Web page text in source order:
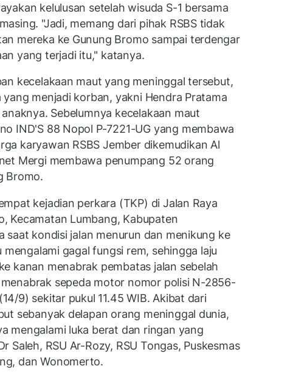
kelulusan setelah wisuda S-1 bersama
"Jadi, memang dari pihak RSBS tidak
mereka ke Gunung Bromo sampai terdengar
yang terjadi itu," katanya.
kecelakaan maut yang meninggal tersebut,
yang menjadi korban, yakni Hendra Pratama
Sebelumnya kecelakaan maut
IND'S 88 Nopol P-7221-UG yang membawa
karyawan RSBS Jember dikemudikan Al
Mergi membawa penumpang 52 orang
Bromo.
kejadian perkara (TKP) di Jalan Raya
Kecamatan Lumbang, Kabupaten
saat kondisi jalan menurun dan menikung ke
mengalami gagal fungsi rem, sehingga laju
kanan menabrak pembatas jalan sebelah
sepeda motor nomor polisi N-2856-
9) sekitar pukul 11.45 WIB. Akibat dari
sebanyak delapan orang meninggal dunia,
mengalami luka berat dan ringan yang
Saleh, RSU Ar-Rozy, RSU Tongas, Puskesmas
dan Wonomerto.